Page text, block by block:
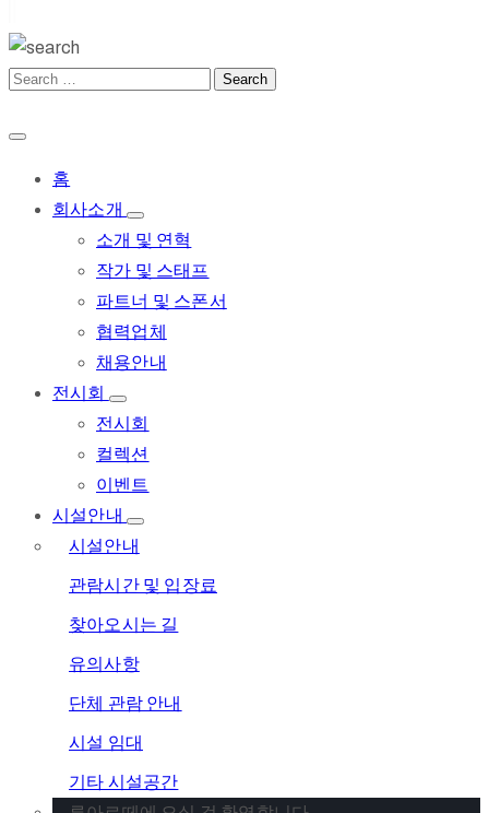
홈
회사소개
소개 및 연혁
작가 및 스태프
파트너 및 스폰서
협력업체
채용안내
전시회
전시회
컬렉션
이벤트
시설안내
시설안내
관람시간 및 입장료
찾아오시는 길
유의사항
단체 관람 안내
시설 임대
기타 시설공간